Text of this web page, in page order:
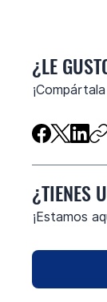
¿LE
¿TIENES
¡Estamos